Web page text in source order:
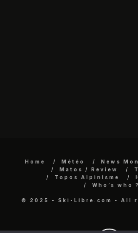
Home Météo News
Matos / Review
Topos Alpinisme
Who’s who ?
© 2025 - Ski-Libre.com - All